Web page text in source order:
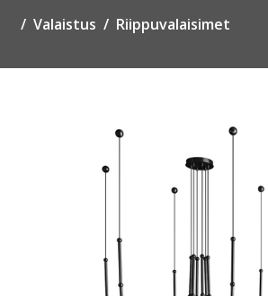
Valaistus Riippuvalaisimet